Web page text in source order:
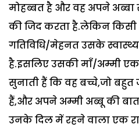
मोहब्बत है और वह अपने
की जिद करता है.लेकिन किसी
गतिविधि/मेहनत उसके
है.इसलिए उसकी माॅं/अम्मी
सुनाती हैं कि वह बच्चे,जो
हैं,और अपने अम्मी अब्बू की
उनके दिल में रहने वाला एक